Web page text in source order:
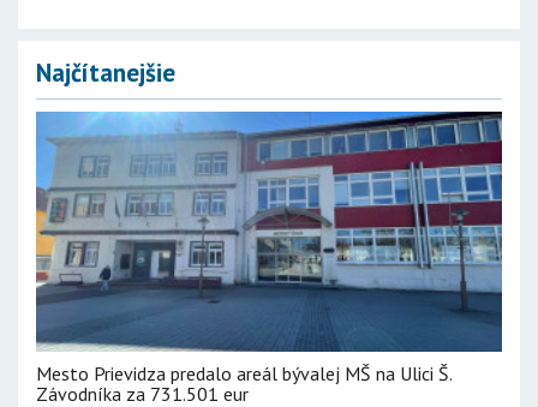
Najčítanejšie
Mesto Prievidza predalo areál bývalej MŠ na Ulici Š.
Závodníka za 731.501 eur